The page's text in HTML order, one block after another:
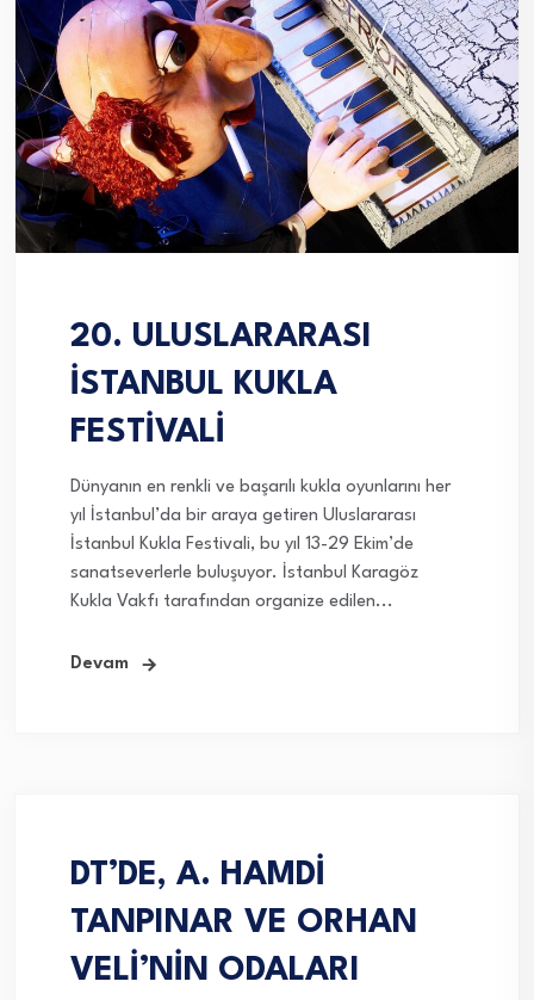
20. ULUSLARARASI
İSTANBUL KUKLA
FESTİVALİ
Dünyanın en renkli ve başarılı kukla oyunlarını her
yıl İstanbul’da bir araya getiren Uluslararası
İstanbul Kukla Festivali, bu yıl 13-29 Ekim’de
sanatseverlerle buluşuyor. İstanbul Karagöz
Kukla Vakfı tarafından organize edilen...
Devam
DT’DE, A. HAMDİ
TANPINAR VE ORHAN
VELİ’NİN ODALARI